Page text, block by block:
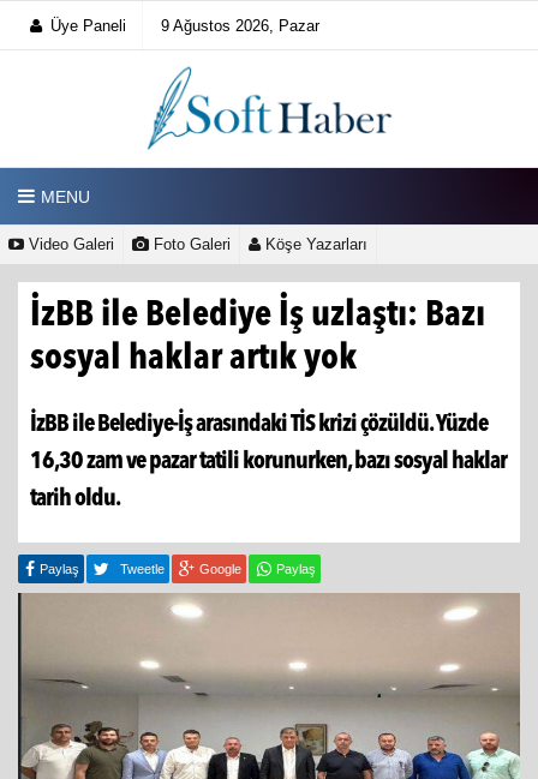
Üye Paneli 9 Ağustos 2026, Pazar
MENU
Video Galeri Foto Galeri Köşe Yazarları
İzBB ile Belediye İş uzlaştı: Bazı
sosyal haklar artık yok
İzBB ile Belediye-İş arasındaki TİS krizi çözüldü. Yüzde
16,30 zam ve pazar tatili korunurken, bazı sosyal haklar
tarih oldu.
Paylaş Tweetle Google Paylaş